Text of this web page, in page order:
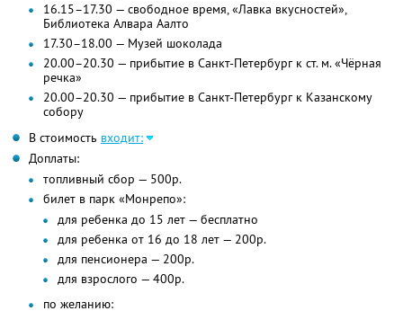
16.15–17.30 — свободное время, «Лавка вкусностей»,
Библиотека Алвара Аалто
17.30–18.00 — Музей шоколада
20.00–20.30 — прибытие в Санкт-Петербург к ст. м. «Чёрная
речка»
20.00–20.30 — прибытие в Санкт-Петербург к Казанскому
собору
В стоимость входит:
Доплаты:
топливный сбор — 500р.
билет в парк «Монрепо»:
для ребенка до 15 лет — бесплатно
для ребенка от 16 до 18 лет — 200р.
для пенсионера — 200р.
для взрослого — 400р.
по желанию: